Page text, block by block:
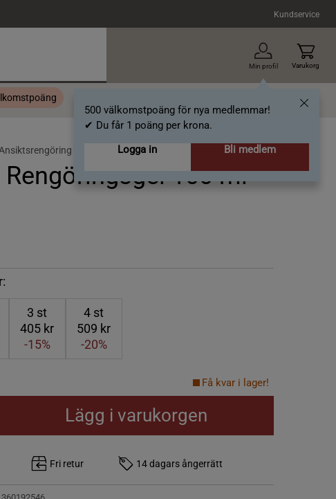
Kundservice
Min profil
500 välkomstpoäng för nya medlemmar!
✔ Du får 1 poäng per krona.
Logga in
Bli medlem
Varukorg
Ansiktsrengöring
100 ml
3 st
405 kr
-15%
4 st
509 kr
-20%
Få kvar i lager!
Lägg i varukorgen
Fri retur 14 dagars ångerrätt